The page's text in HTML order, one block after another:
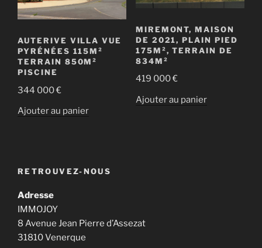
AUTERIVE VILLA VUE
PYRÉNÉES 115M²
TERRAIN 850M²
PISCINE
344 000€
Ajouter au panier
MIREMONT, MAISON
DE 2021, PLAIN PIED
175M², TERRAIN DE
834M²
419 000€
Ajouter au panier
RETROUVEZ-NOUS
Adresse
IMMOJOY
8 Avenue Jean Pierre d’Assezat
31810 Venerque